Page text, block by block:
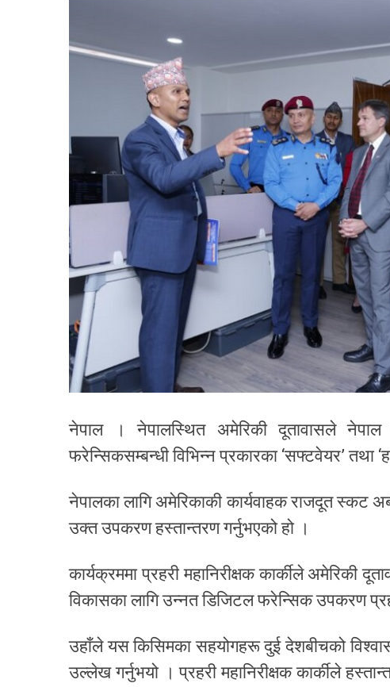
नेपाल । नेपालस्थित अमेरिकी दूतावासले नेपाल
फरेन्सिकसम्बन्धी विभिन्न प्रकारका ‘सफ्टवेयर’ तथा
नेपालका लागि अमेरिकाकी कार्यवाहक राजदूत स्कट
उक्त उपकरण हस्तान्तरण गर्नुभएको हो ।
कार्यक्रममा प्रहरी महानिरीक्षक कार्कीले अमेरिकी
विकासका लागि उन्नत डिजिटल फरेन्सिक उपकरण
उहाँले यस किसिमका सहयोगहरू दुई देशबीचको
उल्लेख गर्नुभयो । प्रहरी महानिरीक्षक कार्कीले